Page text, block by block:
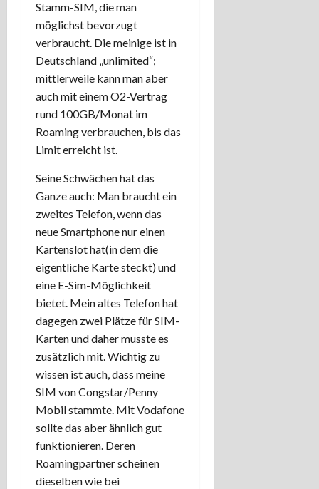
Stamm-SIM, die man
möglichst bevorzugt
verbraucht. Die meinige ist in
Deutschland „unlimited“;
mittlerweile kann man aber
auch mit einem O2-Vertrag
rund 100GB/Monat im
Roaming verbrauchen, bis das
Limit erreicht ist.
Seine Schwächen hat das
Ganze auch: Man braucht ein
zweites Telefon, wenn das
neue Smartphone nur einen
Kartenslot hat(in dem die
eigentliche Karte steckt) und
eine E-Sim-Möglichkeit
bietet. Mein altes Telefon hat
dagegen zwei Plätze für SIM-
Karten und daher musste es
zusätzlich mit. Wichtig zu
wissen ist auch, dass meine
SIM von Congstar/Penny
Mobil stammte. Mit Vodafone
sollte das aber ähnlich gut
funktionieren. Deren
Roamingpartner scheinen
dieselben wie bei